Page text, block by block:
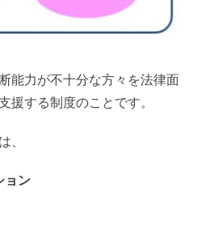
能力が不十分な方々を法律面
援する制度のことです。
、
ョン